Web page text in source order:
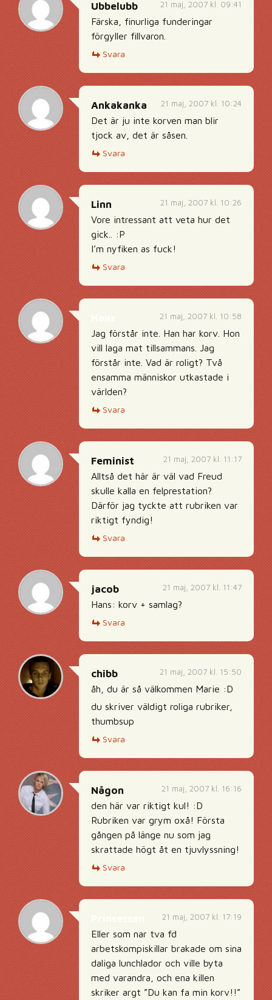
21 maj, 2007 kl. 09:41
Ubbelubb
Färska, finurliga funderingar
förgyller fillvaron.
Svara
21 maj, 2007 kl. 10:24
Ankakanka
Det är ju inte korven man blir
tjock av, det är såsen.
Svara
21 maj, 2007 kl. 10:26
Linn
Vore intressant att veta hur det
gick.. :P
I’m nyfiken as fuck!
Svara
21 maj, 2007 kl. 10:58
Jag förstår inte. Han har korv. Hon
vill laga mat tillsammans. Jag
förstår inte. Vad är roligt? Två
ensamma människor utkastade i
världen?
Svara
21 maj, 2007 kl. 11:17
Feminist
Alltså det här är väl vad Freud
skulle kalla en felprestation?
Därför jag tyckte att rubriken var
riktigt fyndig!
Svara
21 maj, 2007 kl. 11:47
jacob
Hans: korv + samlag?
Svara
21 maj, 2007 kl. 15:50
chibb
åh, du är så välkommen Marie :D
du skriver väldigt roliga rubriker,
thumbsup
Svara
21 maj, 2007 kl. 16:16
Någon
den här var riktigt kul! :D
Rubriken var grym oxå! Första
gången på länge nu som jag
skrattade högt åt en tjuvlyssning!
Svara
21 maj, 2007 kl. 17:19
Eller som nar tva fd
arbetskompiskillar brakade om sina
daliga lunchlador och ville byta
med varandra, och ena killen
skriker argt ”Du kan fa min korv!!”